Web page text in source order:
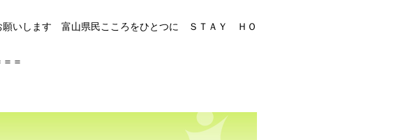
いします 富山県民こころをひとつに ＳＴＡＹ ＨＯ
＝